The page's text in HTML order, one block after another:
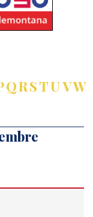
QRSTUVW